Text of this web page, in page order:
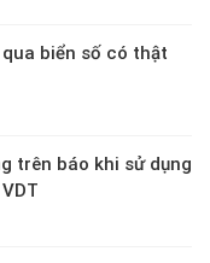
biển số có thật
trên báo khi sử dụng